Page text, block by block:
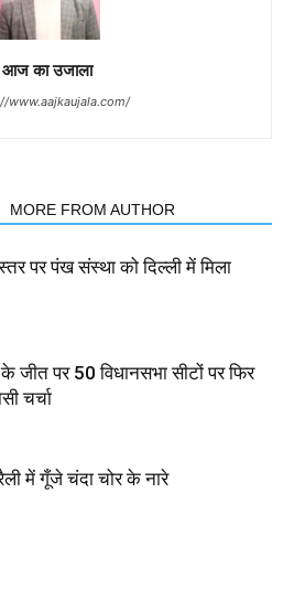
आज का उजाला
www.aajkaujala.com/
MORE FROM AUTHOR
स्तर पर पंख संस्था को दिल्ली में मिला
जीत पर 50 विधानसभा सीटों पर फिर
चर्चा
में गूँजे चंदा चोर के नारे